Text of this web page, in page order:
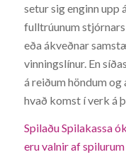
setur sig enginn upp
fulltrúunum
eða ákveðnar
vinningslínur. En
á reiðum höndum
hvað komst í verk á
Spilaðu Spilakassa
eru valnir af